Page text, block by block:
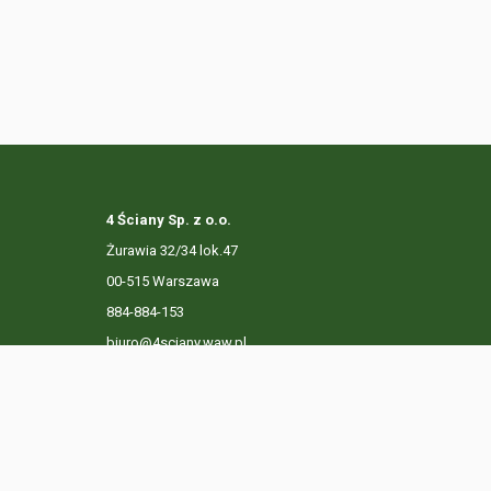
4 Ściany Sp. z o.o.
Żurawia 32/34 lok.47
00-515 Warszawa
884-884-153
biuro@4sciany.waw.pl